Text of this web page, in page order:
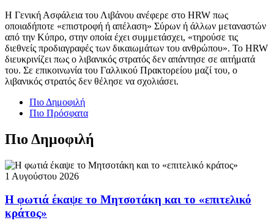
Η Γενική Ασφάλεια του Λιβάνου ανέφερε στο HRW πως
οποιαδήποτε «επιστροφή ή απέλαση» Σύρων ή άλλων μεταναστών
από την Κύπρο, στην οποία έχει συμμετάσχει, «τηρούσε τις
διεθνείς προδιαγραφές των δικαιωμάτων του ανθρώπου». Το HRW
διευκρινίζει πως ο λιβανικός στρατός δεν απάντησε σε αιτήματά
του. Σε επικοινωνία του Γαλλικού Πρακτορείου μαζί του, ο
λιβανικός στρατός δεν θέλησε να σχολιάσει.
Πιο Δημοφιλή
Πιο Πρόσφατα
Πιο Δημοφιλή
1 Αυγούστου 2026
Η φωτιά έκαψε το Μητσοτάκη και το «επιτελικό
κράτος»